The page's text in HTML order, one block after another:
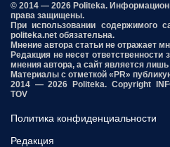
© 2014 — 2026 Politeka.
права защищены.
При использовании содержимого
politeka.net обязательна.
Мнение автора статьи не отражает
Редакция не несет ответственности
мнения автора, а сайт является
Материалы с отметкой «PR»
2014 — 2026 Politeka. Copyright
TOV
Политика конфиденциальности
Редакция